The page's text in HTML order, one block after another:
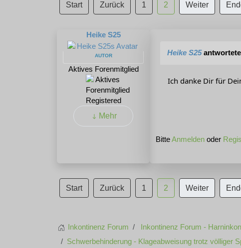
Start Zurück 1 2 Weiter
Heike S25
AUTOR
Aktives Forenmitglied
Registered
Mehr
Heike S25
Ich danke Dir für
BitteAnmelden oder
Start Zurück 1 2 Weiter
Inkontinenz Forum
Inkontinenz Forum -
Schwerbehinderung - Klageabweisung trotz völliger